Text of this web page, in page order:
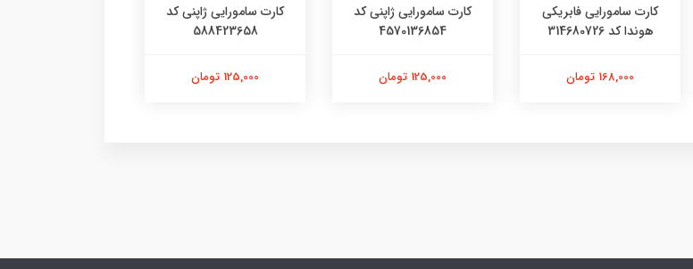
کارت سامورایی فابریکی
هوندا کد 314680726
168,000 تومان
کارت سامورایی ژاپنی کد
4570136854
125,000 تومان
کارت سامورایی ژاپنی کد
588423658
125,000 تومان